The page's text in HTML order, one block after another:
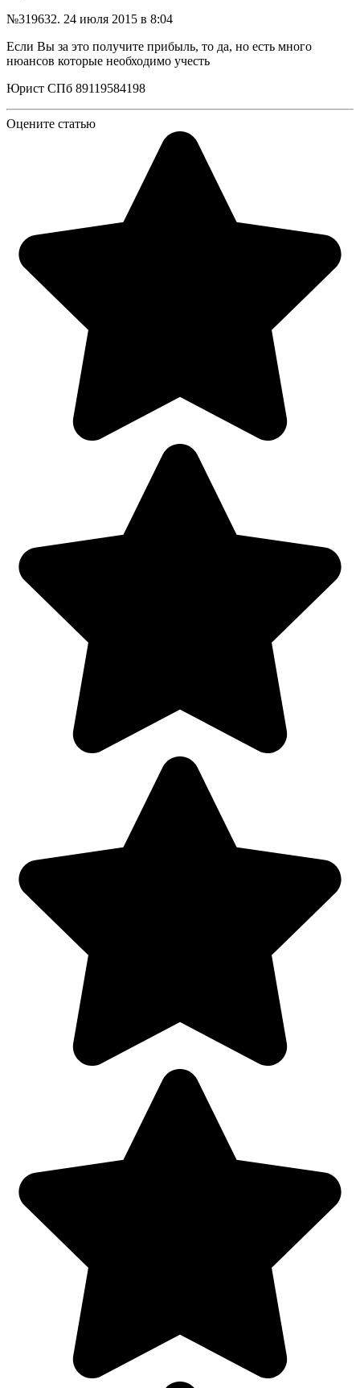
№319632. 24 июля 2015 в 8:04
Если Вы за это получите прибыль, то да, но есть много
нюансов которые необходимо учесть
Юрист СПб 89119584198
Оцените статью